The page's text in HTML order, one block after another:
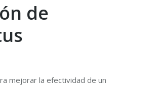
de
mejorar la efectividad de un